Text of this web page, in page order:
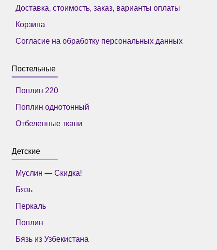
Доставка, стоимость, заказ, варианты оплаты
Корзина
Согласие на обработку персональных данных
Постельные
Поплин 220
Поплин однотонный
Отбеленные ткани
Детские
Муслин — Скидка!
Бязь
Перкаль
Поплин
Бязь из Узбекистана